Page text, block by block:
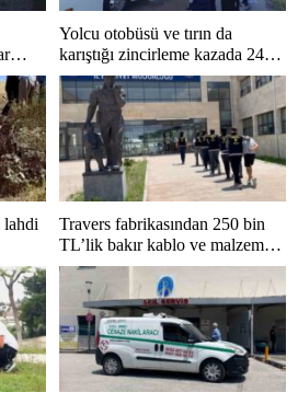
Yolcu otobüsü ve tırın da
karıştığı zincirleme kazada 24
kişi yaralandı
lahdi
Travers fabrikasından 250 bin
TL’lik bakır kablo ve malzeme
çalan 5 kişi tutuklandı